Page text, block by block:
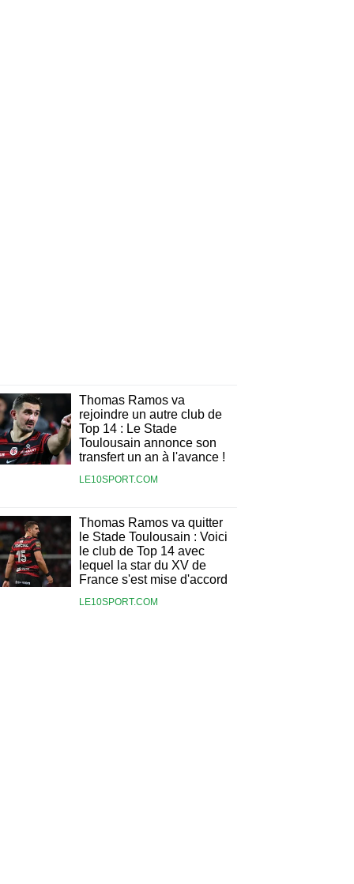
Thomas Ramos va
rejoindre un autre club de
Top 14 : Le Stade
Toulousain annonce son
transfert un an à l'avance !
LE10SPORT.COM
Thomas Ramos va quitter
le Stade Toulousain : Voici
le club de Top 14 avec
lequel la star du XV de
France s'est mise d'accord
LE10SPORT.COM